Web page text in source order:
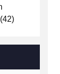
(42)